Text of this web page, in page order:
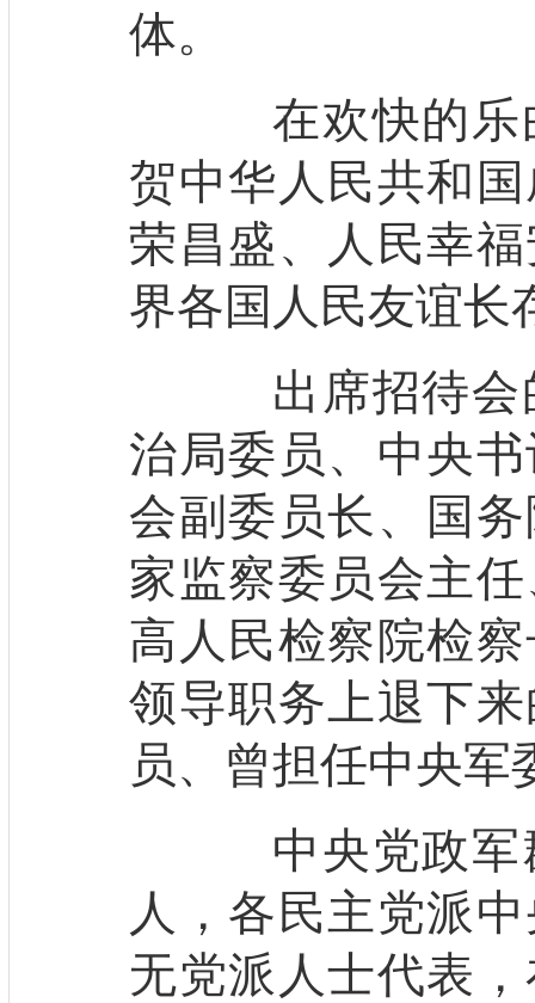
体。
在欢快的乐
贺中华人民共和
荣昌盛、人民幸
界各国人民友谊长
出席招待会
治局委员、中央
会副委员长、国
家监察委员会主
高人民检察院检
领导职务上退下
员、曾担任中央军
中央党政军
人，各民主党派
无党派人士代表